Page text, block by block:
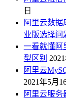
日
阿里云数
业版选择问
一看就懂阿
型区别
阿里云
2021年5月
阿里云服务